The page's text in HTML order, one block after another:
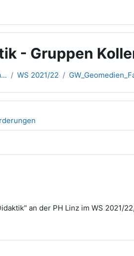
- Gruppen
WS 2021/22
an der PH Linz im WS 2021/